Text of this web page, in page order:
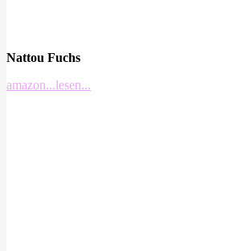
Nattou Fuchs
amazon...lesen...